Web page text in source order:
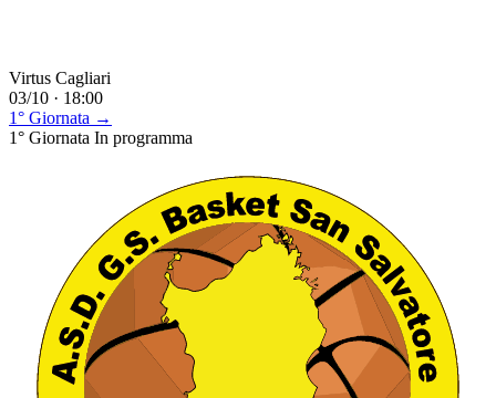
Virtus Cagliari
03/10 · 18:00
1° Giornata →
1° Giornata In programma